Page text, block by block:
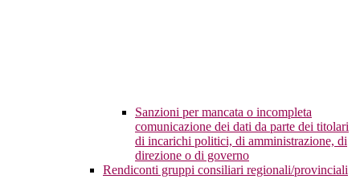
Sanzioni per mancata o incompleta
comunicazione dei dati da parte dei titolari
di incarichi politici, di amministrazione, di
direzione o di governo
Rendiconti gruppi consiliari regionali/provinciali